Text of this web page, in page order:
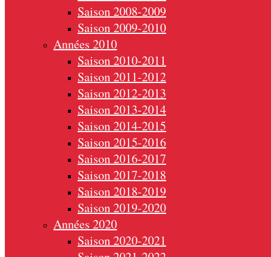
Saison 2008-2009
Saison 2009-2010
Années 2010
Saison 2010-2011
Saison 2011-2012
Saison 2012-2013
Saison 2013-2014
Saison 2014-2015
Saison 2015-2016
Saison 2016-2017
Saison 2017-2018
Saison 2018-2019
Saison 2019-2020
Années 2020
Saison 2020-2021